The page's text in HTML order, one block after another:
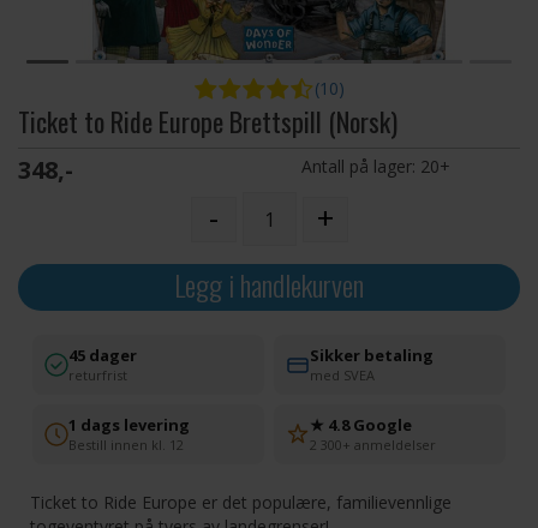
(10)
Ticket to Ride Europe Brettspill (Norsk)
348,- Antall på lager: 20+
- +
Legg i handlekurven
45 dager
returfrist
Sikker betaling
med SVEA
1 dags levering
Bestill innen kl. 12
★ 4.8 Google
2 300+ anmeldelser
Ticket to Ride Europe er det populære, familievennlige